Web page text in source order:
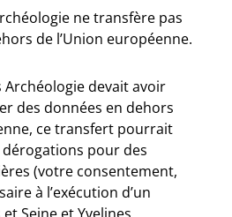
ne transfère pas
de l’Union européenne.
Archéologie devait avoir
des données en dehors
ce transfert pourrait
pour des
(votre consentement,
à l’exécution d’un